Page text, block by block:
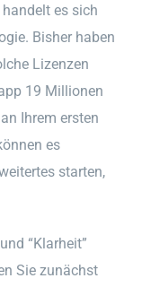
es sich
Bisher haben
Lizenzen
19 Millionen
Ihrem ersten
es
starten,
“Klarheit”
Sie zunächst